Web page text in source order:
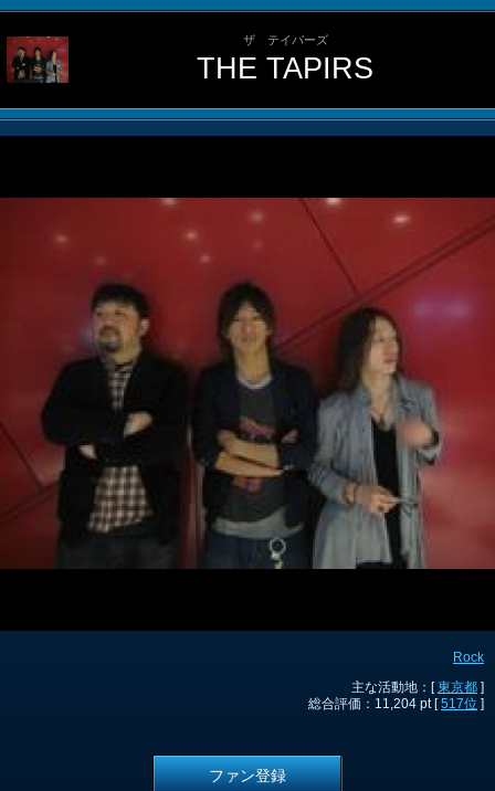
ザ テイパーズ
THE TAPIRS
Rock
主な活動地：[東京都 ]
総合評価：11,204 pt [517位 ]
ファン登録